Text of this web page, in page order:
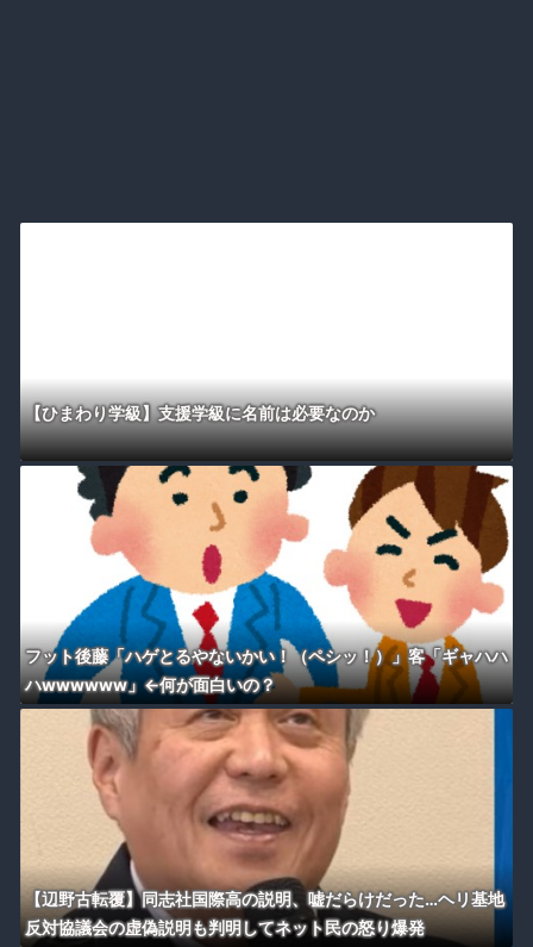
【ひまわり学級】支援学級に名前は必要なのか
フット後藤「ハゲとるやないかい！（ペシッ！）」客「ギャハハ
ハwwwwww」←何が面白いの？
【辺野古転覆】同志社国際高の説明、嘘だらけだった…ヘリ基地
反対協議会の虚偽説明も判明してネット民の怒り爆発